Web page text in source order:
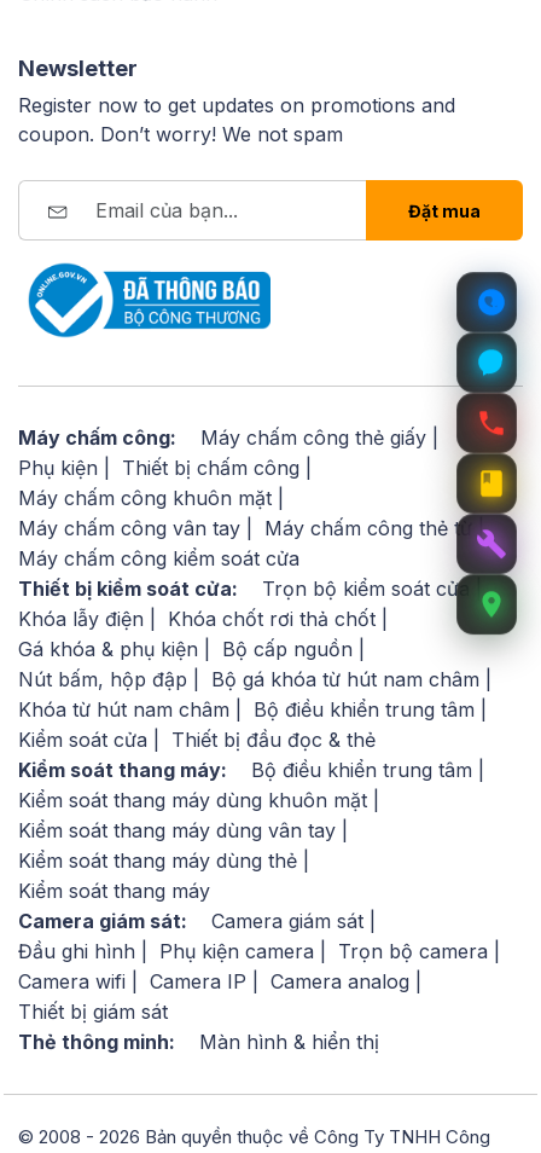
Newsletter
Register now to get updates on promotions and
coupon. Don’t worry! We not spam
Đặt mua
Máy chấm công:
Máy chấm công thẻ giấy
Phụ kiện
Thiết bị chấm công
Máy chấm công khuôn mặt
Máy chấm công vân tay
Máy chấm công thẻ từ
Máy chấm công kiểm soát cửa
Thiết bị kiểm soát cửa:
Trọn bộ kiểm soát cửa
Khóa lẫy điện
Khóa chốt rơi thả chốt
Gá khóa & phụ kiện
Bộ cấp nguồn
Nút bấm, hộp đập
Bộ gá khóa từ hút nam châm
Khóa từ hút nam châm
Bộ điều khiển trung tâm
Kiểm soát cửa
Thiết bị đầu đọc & thẻ
Kiểm soát thang máy:
Bộ điều khiển trung tâm
Kiểm soát thang máy dùng khuôn mặt
Kiểm soát thang máy dùng vân tay
Kiểm soát thang máy dùng thẻ
Kiểm soát thang máy
Camera giám sát:
Camera giám sát
Đầu ghi hình
Phụ kiện camera
Trọn bộ camera
Camera wifi
Camera IP
Camera analog
Thiết bị giám sát
Thẻ thông minh:
Màn hình & hiển thị
© 2008 - 2026 Bản quyền thuộc về Công Ty TNHH Công